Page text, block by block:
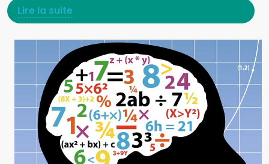
Lire la suite